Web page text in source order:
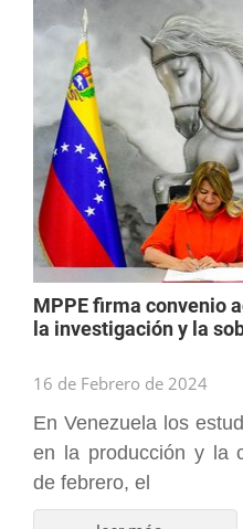
MPPE firma convenio
la investigación y la
16 de Febrero de 2024
En Venezuela los
en la producción y la
de febrero, el